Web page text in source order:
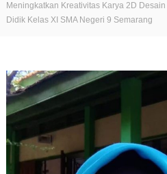
Meningkatkan Kreativitas Karya 2D
Didik Kelas XI SMA Negeri 9 Semarang